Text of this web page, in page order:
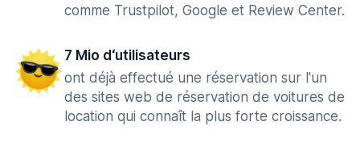
comme Trustpilot, Google et Review Center.
7 Mio d‘utilisateurs
ont déjà effectué une réservation sur l'un
des sites web de réservation de voitures de
location qui connaît la plus forte croissance.